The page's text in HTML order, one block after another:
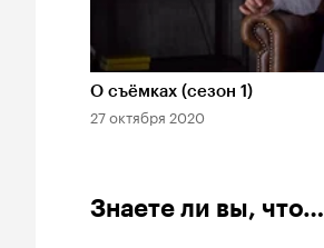
Длительность 2 мин
О съёмках (сезон 1)
27 октября 2020
Знаете ли вы, что…